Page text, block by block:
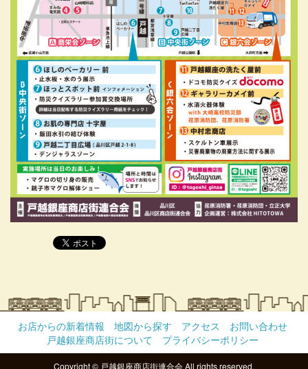
お店からの新着情報 地図から探す アクセス
お問い合わせ
戸越銀座商店街について
プライバシーポリシー
Copyright © 戸越銀座商店街連合会 All rights reserved.